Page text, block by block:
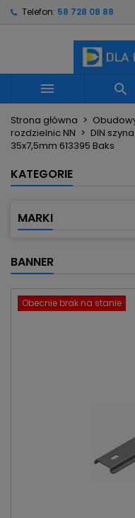
Telefon: 58 728 08 88
 
Strona główna
rozdzielnic NN
DIN
35x7,5mm 613395 Baks
KATEGORIE
MARKI
BANNER
Obecnie brak na stanie
Utwórz nową listę
Nazwa listy życzeń
Musisz być
swojej liście życzeń.